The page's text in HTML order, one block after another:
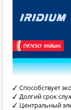
Способствует
Долгий срок
Центральный